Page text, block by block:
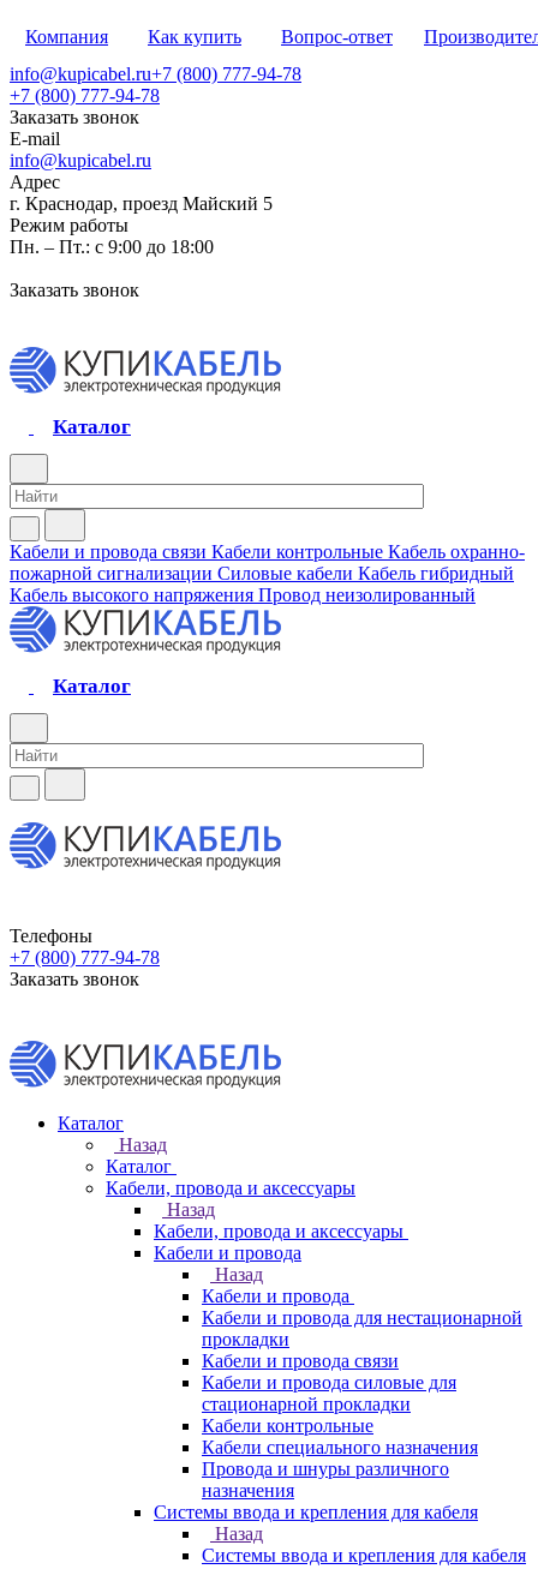
Компания Как купить Вопрос-ответ
info@kupicabel.ru+7 (800) 777-94-78
+7 (800) 777-94-78
Заказать звонок
E-mail
info@kupicabel.ru
Адрес
г. Краснодар, проезд Майский 5
Режим работы
Пн. – Пт.: с 9:00 до 18:00
Заказать звонок
Каталог
Кабели и провода связи Кабели контрольные Кабель охранно-
пожарной сигнализации Силовые кабели Кабель гибридный
Кабель высокого напряжения Провод неизолированный
Каталог
Телефоны
+7 (800) 777-94-78
Заказать звонок
Каталог
Назад
Каталог
Кабели, провода и аксессуары
Назад
Кабели, провода и аксессуары
Кабели и провода
Назад
Кабели и провода
Кабели и провода для нестационарной
прокладки
Кабели и провода связи
Кабели и провода силовые для
стационарной прокладки
Кабели контрольные
Кабели специального назначения
Провода и шнуры различного
назначения
Системы ввода и крепления для кабеля
Назад
Системы ввода и крепления для кабеля